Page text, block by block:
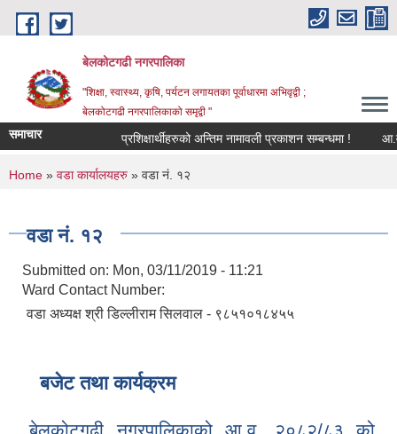
Skip to main content
बेलकोटगढी नगरपालिका
"शिक्षा, स्वास्थ्य, कृषि, पर्यटन लगायतका पूर्वाधारमा अभिवृद्वी ;
बेलकोटगढी नगरपालिकाको समृद्वी "
समाचार प्रशिक्षार्थीहरुको अन्तिम नामावली प्रकाशन सम्बन्धमा ! आ.व.
You are here
Home » वडा कार्यालयहरु » वडा नं. १२
वडा नं. १२
Submitted on: Mon, 03/11/2019 - 11:21
Ward Contact Number:
वडा अध्यक्ष श्री डिल्लीराम सिलवाल - ९८५१०१८४५५
बजेट तथा कार्यक्रम